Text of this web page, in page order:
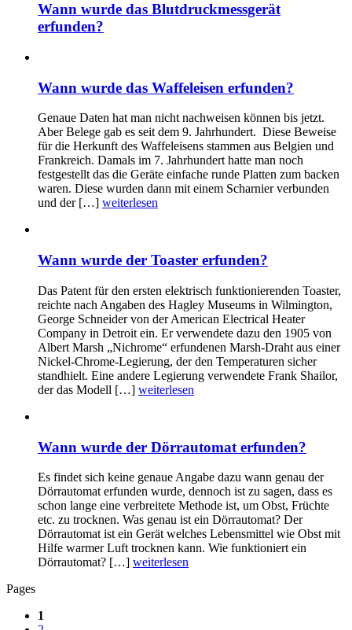
Wann wurde das Blutdruckmessgerät
erfunden?
Wann wurde das Waffeleisen erfunden?
Genaue Daten hat man nicht nachweisen können bis jetzt.
Aber Belege gab es seit dem 9. Jahrhundert. Diese Beweise
für die Herkunft des Waffeleisens stammen aus Belgien und
Frankreich. Damals im 7. Jahrhundert hatte man noch
festgestellt das die Geräte einfache runde Platten zum backen
waren. Diese wurden dann mit einem Scharnier verbunden
und der […] weiterlesen
Wann wurde der Toaster erfunden?
Das Patent für den ersten elektrisch funktionierenden Toaster,
reichte nach Angaben des Hagley Museums in Wilmington,
George Schneider von der American Electrical Heater
Company in Detroit ein. Er verwendete dazu den 1905 von
Albert Marsh „Nichrome“ erfundenen Marsh-Draht aus einer
Nickel-Chrome-Legierung, der den Temperaturen sicher
standhielt. Eine andere Legierung verwendete Frank Shailor,
der das Modell […] weiterlesen
Wann wurde der Dörrautomat erfunden?
Es findet sich keine genaue Angabe dazu wann genau der
Dörrautomat erfunden wurde, dennoch ist zu sagen, dass es
schon lange eine verbreitete Methode ist, um Obst, Früchte
etc. zu trocknen. Was genau ist ein Dörrautomat? Der
Dörrautomat ist ein Gerät welches Lebensmittel wie Obst mit
Hilfe warmer Luft trocknen kann. Wie funktioniert ein
Dörrautomat? […] weiterlesen
Pages
1